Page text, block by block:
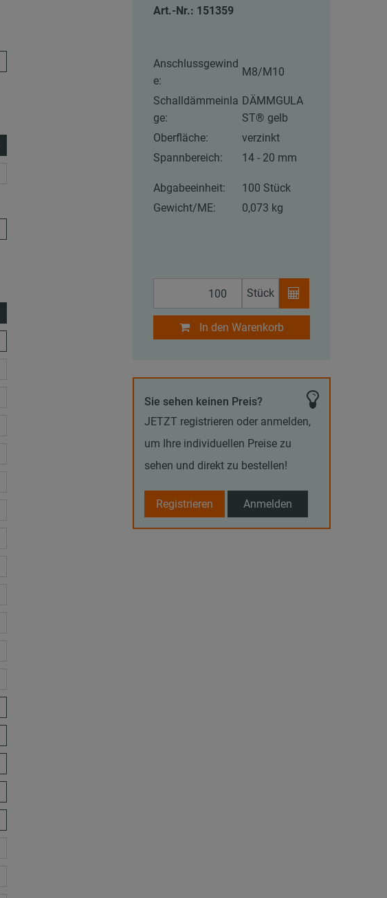
Art.-Nr.: 151359
Anschlussgewind
e:
M8/M10
Schalldämmeinla
ge:
DÄMMGULA
ST® gelb
Oberfläche:
verzinkt
Spannbereich:
14 - 20 mm
Abgabeeinheit:
100 Stück
Gewicht/ME:
0,073 kg
Stück
In den Warenkorb
Sie sehen keinen Preis?
JETZT registrieren oder anmelden,
um Ihre individuellen Preise zu
sehen und direkt zu bestellen!
Registrieren Anmelden